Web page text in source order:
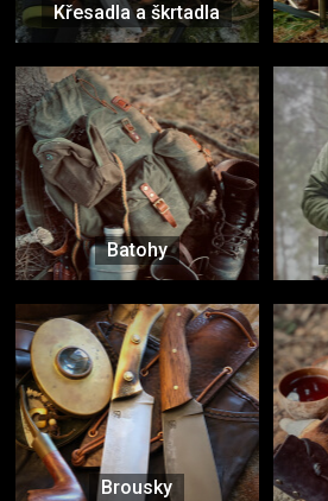
Křesadla a škrtadla
Batohy
Brousky